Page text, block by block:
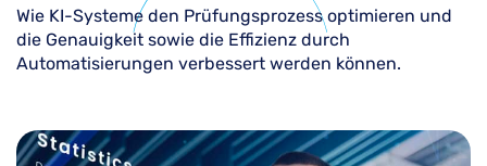
Wie KI-Systeme den Prüfungsprozess optimieren und
die Genauigkeit sowie die Effizienz durch
Automatisierungen verbessert werden können.